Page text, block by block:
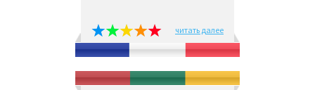
читать далее